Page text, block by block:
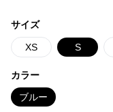
サイズ
XS S
カラー
ブルー